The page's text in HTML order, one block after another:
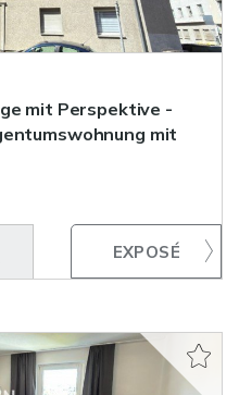
mit Perspektive -
mit